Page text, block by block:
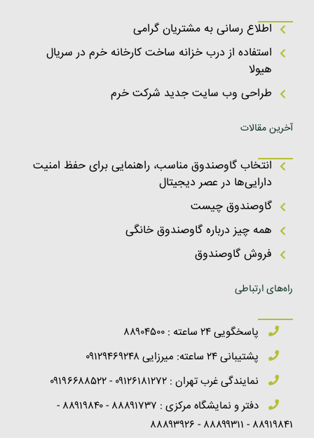
اطلاع رسانی به مشتریان گرامی
استفاده از درب خزانه ساخت کارخانه خرم در سریال
هیولا
طراحی وب سایت جدید شرکت خرم
آخرین مقالات
انتخاب گاوصندوق مناسب، راهنمایی برای حفظ امنیت
دارایی‌ها در عصر دیجیتال
گاوصندوق چیست
همه چیز درباره گاوصندوق خانگی
فروش گاوصندوق
راه‌های ارتباطی
پاسخگویی ۲۴ ساعته : ۸۸۹۰۴۵۰۰
پشتیبانی ۲۴ ساعته: میرزایی ۰۹۱۲۹۴۶۹۲۴۸
نمایندگی غرب تهران : ۰۹۱۲۶۱۸۱۲۷۲ - ۰۹۱۹۶۶۸۸۵۲۲
دفتر و نمایشگاه مرکزی : ۸۸۸۹۱۷۳۷ - ۸۸۹۱۹۸۴۰ -
۸۸۹۱۹۸۴۱ - ۸۸۸۹۹۳۱۱ - ۸۸۸۹۳۹۲۶